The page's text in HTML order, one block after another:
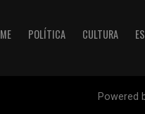
POLÍTICA CULTURA
Powered